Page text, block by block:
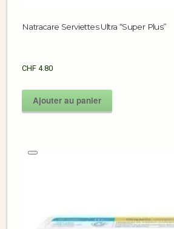
Natracare Serviettes Ultra “Super Plus”
CHF 4.80
Ajouter au panier